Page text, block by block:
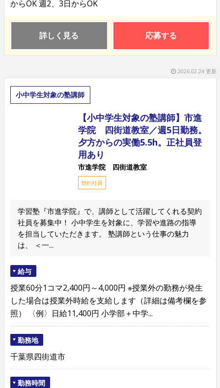
からOK 週2、3日からOK
詳しく見る 応募する
2026.02.24 更新
小中学生対象の塾講師
【小中学生対象の塾講師】市進
学院 四街道教室／週5日勤務。
夕方からの実働5.5h。正社員登
用あり
市進学院 四街道教室
契約社員
学習塾『市進学院』で、講師として活躍してくれる契約
社員を募集中！ 小中学生を対象に、学習や進路の指導
を担当していただきます。 塾講師という仕事の魅力
は、 ＜一...
給与
授業60分1コマ2,400円～4,000円 ※授業外の勤務が発生
した場合は授業外時給を支給します（詳細は備考欄を参
照） 〈例〉日給11,400円 小学部＋中学...
勤務地
千葉県四街道市
勤務時間